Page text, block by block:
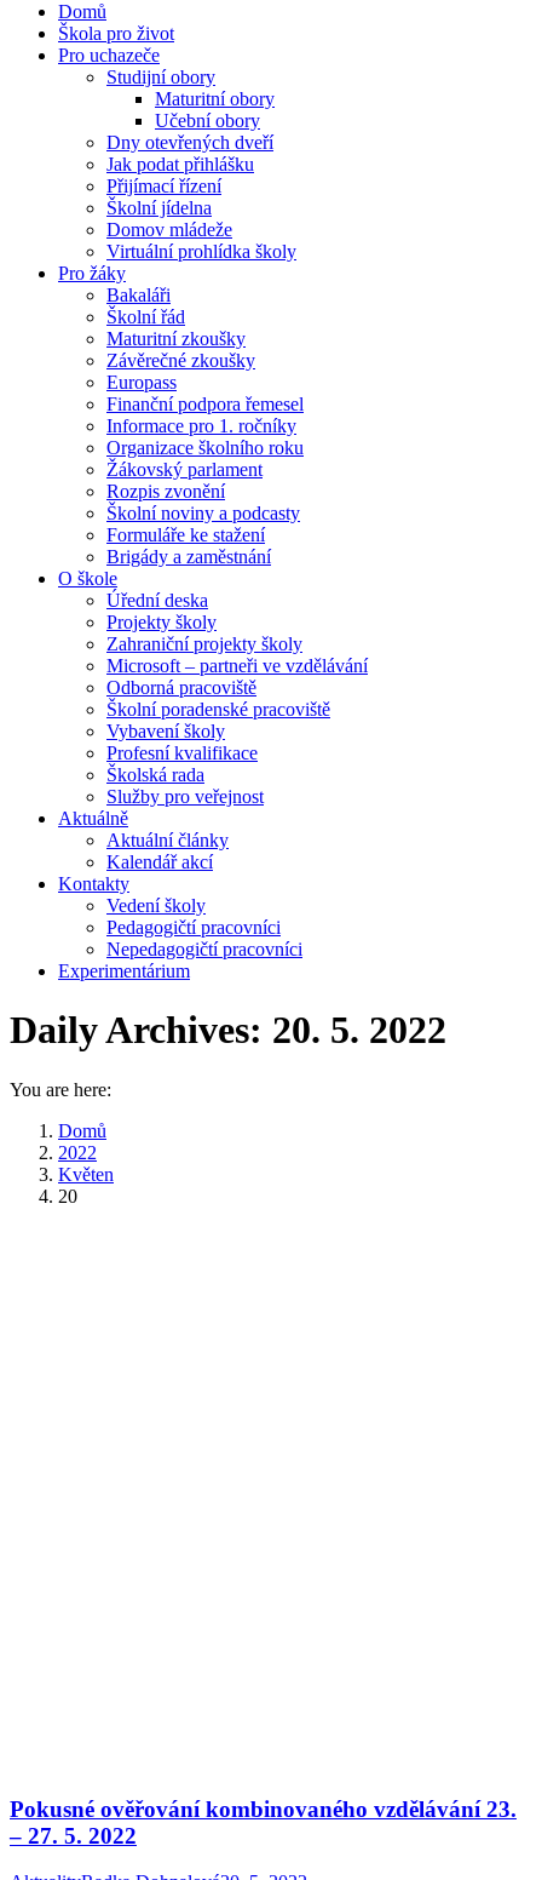
Domů
Škola pro život
Pro uchazeče
Studijní obory
Maturitní obory
Učební obory
Dny otevřených dveří
Jak podat přihlášku
Přijímací řízení
Školní jídelna
Domov mládeže
Virtuální prohlídka školy
Pro žáky
Bakaláři
Školní řád
Maturitní zkoušky
Závěrečné zkoušky
Europass
Finanční podpora řemesel
Informace pro 1. ročníky
Organizace školního roku
Žákovský parlament
Rozpis zvonění
Školní noviny a podcasty
Formuláře ke stažení
Brigády a zaměstnání
O škole
Úřední deska
Projekty školy
Zahraniční projekty školy
Microsoft – partneři ve vzdělávání
Odborná pracoviště
Školní poradenské pracoviště
Vybavení školy
Profesní kvalifikace
Školská rada
Služby pro veřejnost
Aktuálně
Aktuální články
Kalendář akcí
Kontakty
Vedení školy
Pedagogičtí pracovníci
Nepedagogičtí pracovníci
Experimentárium
Daily Archives: 20. 5. 2022
You are here:
Domů
2022
Květen
20
Pokusné ověřování kombinovaného vzdělávání 23.
– 27. 5. 2022